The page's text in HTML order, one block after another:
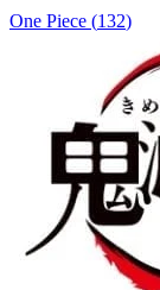
One Piece (132)